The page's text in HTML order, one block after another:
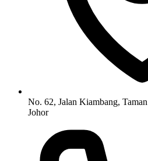
No. 62, Jalan Kiambang,
Johor